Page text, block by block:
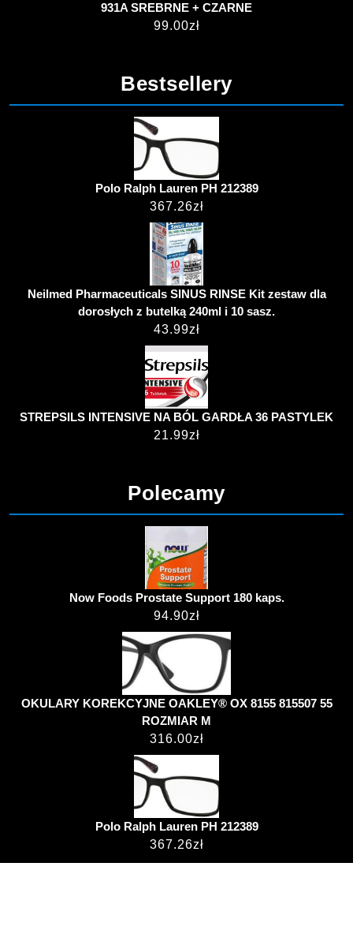
931A SREBRNE + CZARNE
99.00zł
Bestsellery
Polo Ralph Lauren PH 212389
367.26zł
Neilmed Pharmaceuticals SINUS RINSE Kit zestaw dla
dorosłych z butelką 240ml i 10 sasz.
43.99zł
STREPSILS INTENSIVE NA BÓL GARDŁA 36 PASTYLEK
21.99zł
Polecamy
Now Foods Prostate Support 180 kaps.
94.90zł
OKULARY KOREKCYJNE OAKLEY® OX 8155 815507 55
ROZMIAR M
316.00zł
Polo Ralph Lauren PH 212389
367.26zł